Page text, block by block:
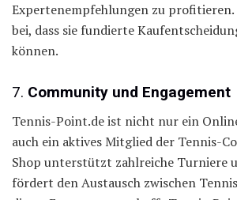
Expertenempfehlungen zu profitieren.
bei, dass sie fundierte
können.
7. Community und Engagement
Tennis-Point.de ist nicht nur ein
auch ein aktives Mitglied der Tennis-
Shop unterstützt zahlreiche Turniere
fördert den Austausch zwischen